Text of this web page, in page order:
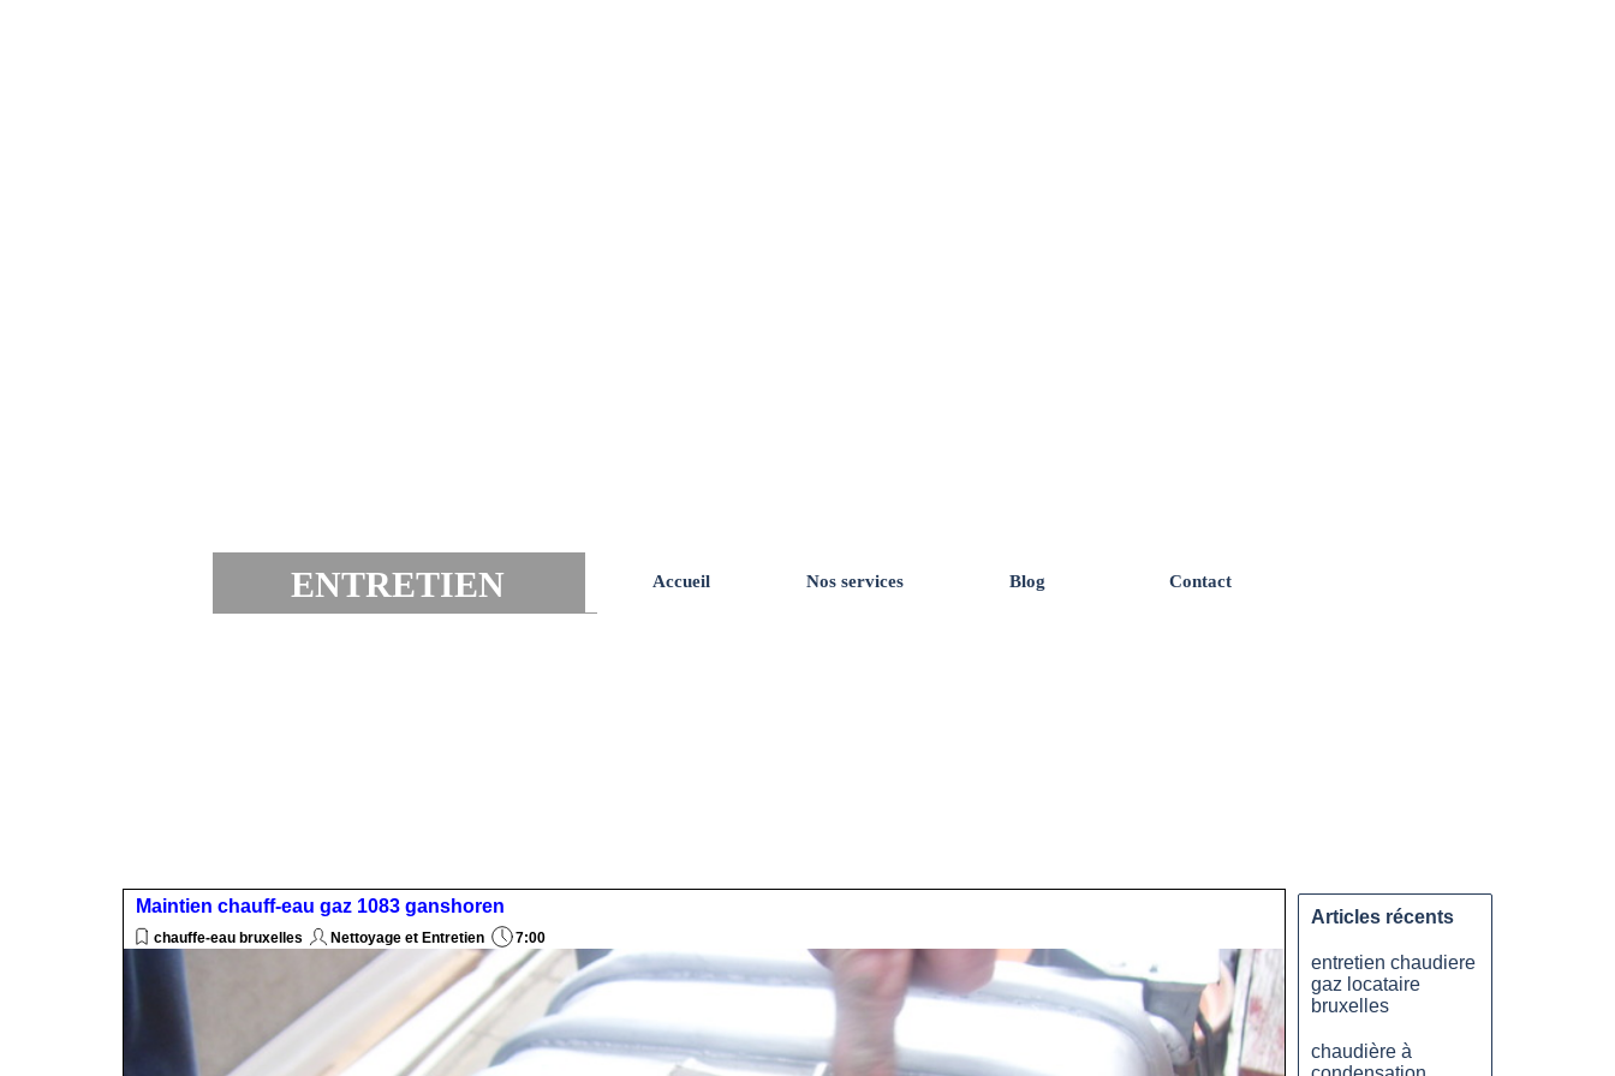
ENTRETIEN
EXPRESS
Accueil Nos services Blog Contact
Maintien chauff-eau gaz 1083 ganshoren
chauffe-eau bruxelles Nettoyage et Entretien 7:00
Articles récents
entretien chaudiere
gaz locataire
bruxelles
chaudière à